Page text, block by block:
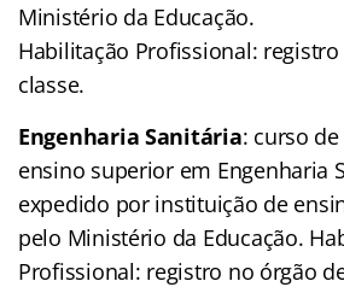
Ministério da Educação.
Habilitação Profissional:
classe.
Engenharia Sanitária: curso
ensino superior em Engenharia
expedido por instituição de
pelo Ministério da Educação.
Profissional: registro no órgão